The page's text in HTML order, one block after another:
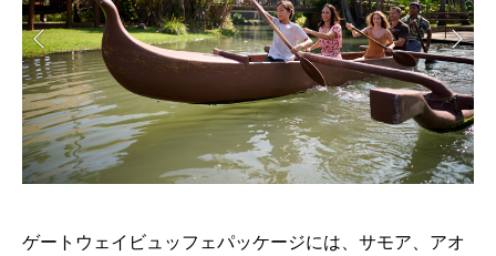
ゲートウェイビュッフェパッケージには、サモア、アオ